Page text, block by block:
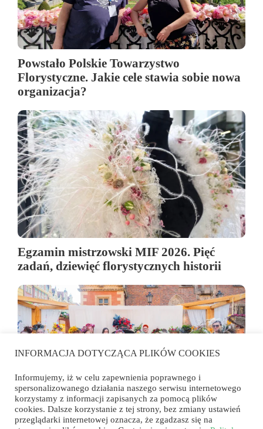
Powstało Polskie Towarzystwo
Florystyczne. Jakie cele stawia sobie nowa
organizacja?
Egzamin mistrzowski MIF 2026. Pięć
zadań, dziewięć florystycznych historii
INFORMACJA DOTYCZĄCA PLIKÓW COOKIES
Informujemy, iż w celu zapewnienia poprawnego i
spersonalizowanego działania naszego serwisu internetowego
korzystamy z informacji zapisanych za pomocą plików
cookies. Dalsze korzystanie z tej strony, bez zmiany ustawień
przeglądarki internetowej oznacza, że zgadzasz się na